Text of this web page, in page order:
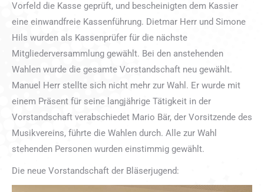
Vorfeld die Kasse geprüft, und bescheinigten dem Kassier
eine einwandfreie Kassenführung. Dietmar Herr und Simone
Hils wurden als Kassenprüfer für die nächste
Mitgliederversammlung gewählt. Bei den anstehenden
Wahlen wurde die gesamte Vorstandschaft neu gewählt.
Manuel Herr stellte sich nicht mehr zur Wahl. Er wurde mit
einem Präsent für seine langjährige Tätigkeit in der
Vorstandschaft verabschiedet Mario Bär, der Vorsitzende des
Musikvereins, führte die Wahlen durch. Alle zur Wahl
stehenden Personen wurden einstimmig gewählt.
Die neue Vorstandschaft der Bläserjugend: